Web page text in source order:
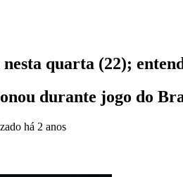
quarta (22);
durante jogo do
há 2 anos